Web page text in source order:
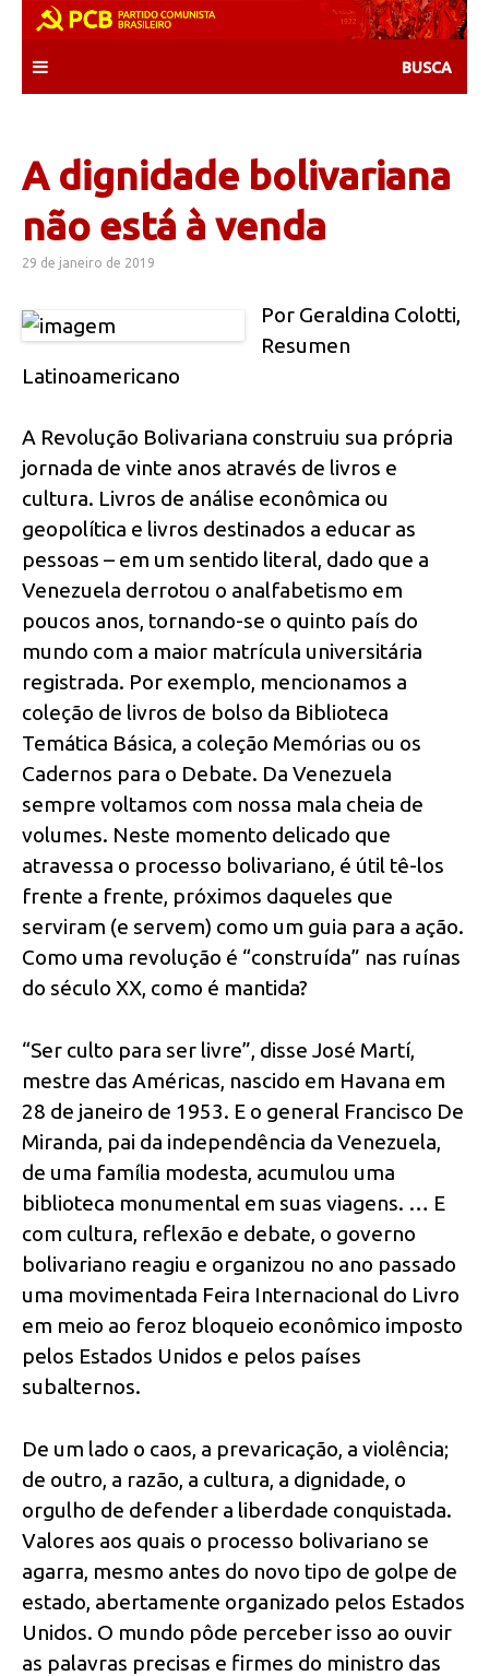
content
A dignidade bolivariana
não está à venda
29 de janeiro de 2019
Por Geraldina Colotti,
Resumen
Latinoamericano
A Revolução Bolivariana construiu sua própria
jornada de vinte anos através de livros e
cultura. Livros de análise econômica ou
geopolítica e livros destinados a educar as
pessoas – em um sentido literal, dado que a
Venezuela derrotou o analfabetismo em
poucos anos, tornando-se o quinto país do
mundo com a maior matrícula universitária
registrada. Por exemplo, mencionamos a
coleção de livros de bolso da Biblioteca
Temática Básica, a coleção Memórias ou os
Cadernos para o Debate. Da Venezuela
sempre voltamos com nossa mala cheia de
volumes. Neste momento delicado que
atravessa o processo bolivariano, é útil tê-los
frente a frente, próximos daqueles que
serviram (e servem) como um guia para a ação.
Como uma revolução é “construída” nas ruínas
do século XX, como é mantida?
“Ser culto para ser livre”, disse José Martí,
mestre das Américas, nascido em Havana em
28 de janeiro de 1953. E o general Francisco De
Miranda, pai da independência da Venezuela,
de uma família modesta, acumulou uma
biblioteca monumental em suas viagens. … E
com cultura, reflexão e debate, o governo
bolivariano reagiu e organizou no ano passado
uma movimentada Feira Internacional do Livro
em meio ao feroz bloqueio econômico imposto
pelos Estados Unidos e pelos países
subalternos.
De um lado o caos, a prevaricação, a violência;
de outro, a razão, a cultura, a dignidade, o
orgulho de defender a liberdade conquistada.
Valores aos quais o processo bolivariano se
agarra, mesmo antes do novo tipo de golpe de
estado, abertamente organizado pelos Estados
Unidos. O mundo pôde perceber isso ao ouvir
as palavras precisas e firmes do ministro das